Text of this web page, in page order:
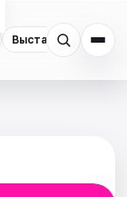
Выставки Спорт